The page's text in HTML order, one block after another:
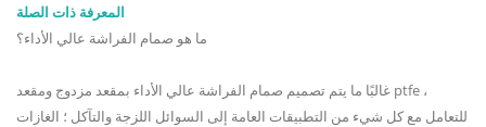
المعرفة ذات الصلة
ما هو صمام الفراشة عالي الأداء؟
غالبًا ما يتم تصميم صمام الفراشة عالي الأداء بمقعد مزدوج ومقعد ptfe ،
للتعامل مع كل شيء من التطبيقات العامة إلى السوائل اللزجة والتآكل ؛ الغازات